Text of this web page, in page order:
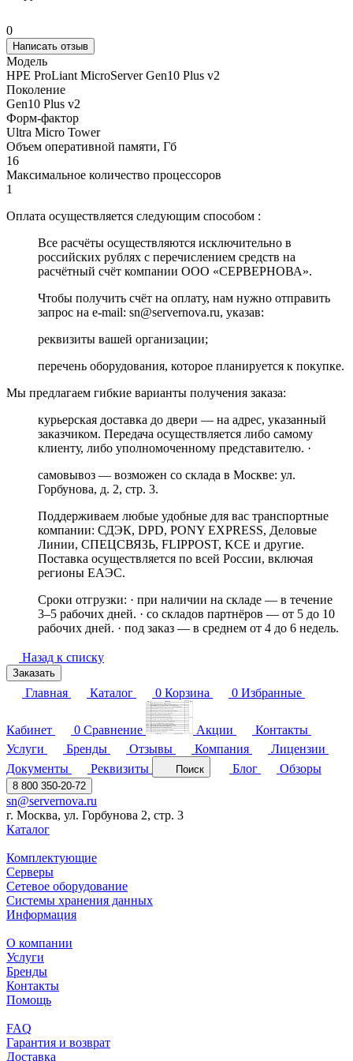
0
Написать отзыв
Модель
HPE ProLiant MicroServer Gen10 Plus v2
Поколение
Gen10 Plus v2
Форм-фактор
Ultra Micro Tower
Объем оперативной памяти, Гб
16
Максимальное количество процессоров
1
Оплата осуществляется следующим способом :
Все расчёты осуществляются исключительно в
российских рублях с перечислением средств на
расчётный счёт компании ООО «СЕРВЕРНОВА».
Чтобы получить счёт на оплату, нам нужно отправить
запрос на e-mail: sn@servernova.ru, указав:
реквизиты вашей организации;
перечень оборудования, которое планируется к покупке.
Мы предлагаем гибкие варианты получения заказа:
курьерская доставка до двери — на адрес, указанный
заказчиком. Передача осуществляется либо самому
клиенту, либо уполномоченному представителю. ·
самовывоз — возможен со склада в Москве: ул.
Горбунова, д. 2, стр. 3.
Поддерживаем любые удобные для вас транспортные
компании: СДЭК, DPD, PONY EXPRESS, Деловые
Линии, СПЕЦСВЯЗЬ, FLIPPOST, KCE и другие.
Поставка осуществляется по всей России, включая
регионы ЕАЭС.
Сроки отгрузки: · при наличии на складе — в течение
3–5 рабочих дней. · со складов партнёров — от 5 до 10
рабочих дней. · под заказ — в среднем от 4 до 6 недель.
Назад к списку
Заказать
Главная Каталог 0 Корзина 0 Избранные
Кабинет 0 Сравнение Акции
Контакты
Услуги
Бренды Отзывы Компания
Лицензии
Документы
Реквизиты Поиск Блог Обзоры
8 800 350-20-72
sn@servernova.ru
г. Москва, ул. Горбунова 2, стр. 3
Каталог
Комплектующие
Серверы
Сетевое оборудование
Системы хранения данных
Информация
О компании
Услуги
Бренды
Контакты
Помощь
FAQ
Гарантия и возврат
Доставка